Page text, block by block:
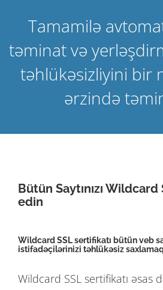
Tamamilə
təminat və
təhlükəsizliyini bir
ərzində
Bütün Saytınızı
edin
Wildcard SSL sertifikatı bütün veb
istifadəçilərinizi təhlükəsiz
Wildcard SSL sertifikatı əsas